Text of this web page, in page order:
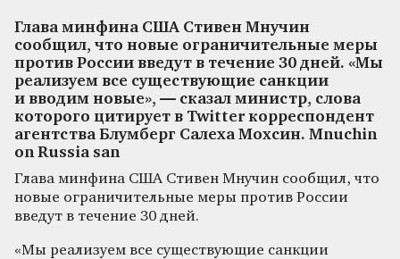
Глава минфина США Стивен Мнучин
сообщил, что новые ограничительные меры
против России введут в течение 30 дней. «Мы
реализуем все существующие санкции
и вводим новые», — сказал министр, слова
которого цитирует в Twitter корреспондент
агентства Блумберг Салеха Мохсин. Mnuchin
on Russia san
Глава минфина США Стивен Мнучин сообщил, что
новые ограничительные меры против России
введут в течение 30 дней.
«Мы реализуем все существующие санкции